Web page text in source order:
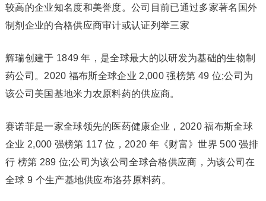
较高的企业知名度和美誉度。公司目前已通过多家著名国外
制剂企业的合格供应商审计或认证列举三家
辉瑞创建于 1849 年，是全球最大的以研发为基础的生物制
药公司。2020 福布斯全球企业 2,000 强榜第 49 位;公司为
该公司美国基地米力农原料药的供应商。
赛诺菲是一家全球领先的医药健康企业，2020 福布斯全球
企业 2,000 强榜第 117 位，2020 年《财富》世界 500 强排
行 榜第 289 位;公司为该公司全球合格供应商，为该公司在
全球 9 个生产基地供应布洛芬原料药。